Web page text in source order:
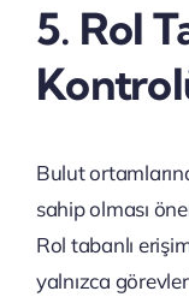
5. Rol
Bulut
sahip olması
Rol tabanlı
yalnızca